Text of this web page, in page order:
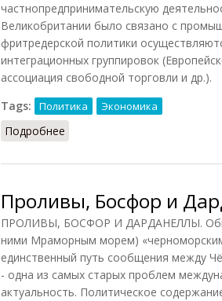
частнопредпринимательскую
Великобритании было связано с
фритредерской политики
интеграционных группировок
ассоциация свободной торговли и др.).
Tags:
Политика Экономика
Подробнее
Проливы, Босфор и
ПРОЛИВЫ, БОСФОР И ДАРДАНЕЛЛЫ.
ними Мраморным морем)
единственный путь сообщения между
- одна из самых старых проблем
актуальность. Политическое